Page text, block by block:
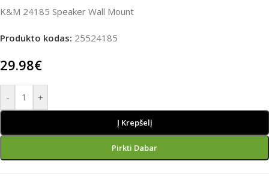
K&M 24185 Speaker Wall Mount
Produkto kodas: 25524185
29.98€
- +
Į Krepšelį
Pirkti Dabar